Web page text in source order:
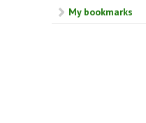
My bookmarks